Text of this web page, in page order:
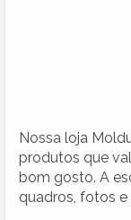
Nossa loja
produtos que
bom gosto. A
quadros, fotos e